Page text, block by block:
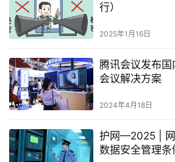
行）
2025年1月16日
腾讯会议发布
会议解决方案
2024年4月18日
护网—2025 | 网
数据安全管理条